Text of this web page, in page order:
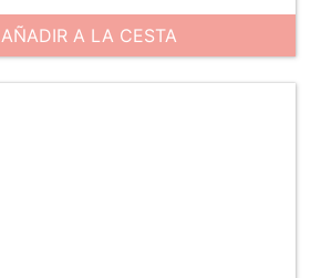
AÑADIR A LA CESTA